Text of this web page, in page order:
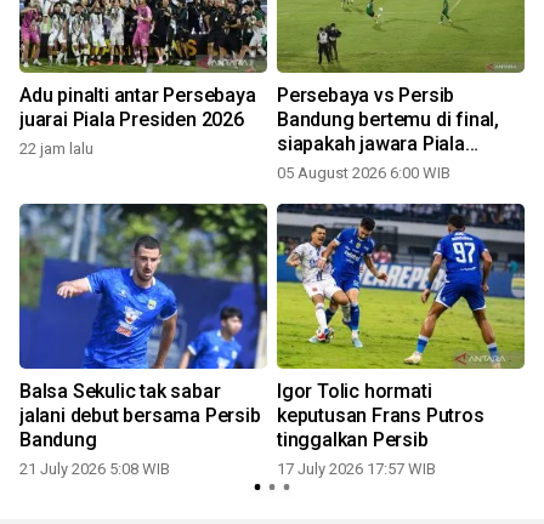
Adu pinalti antar Persebaya
juarai Piala Presiden 2026
22 jam lalu
Persebaya vs Persib
Bandung bertemu di final,
siapakah jawara Piala
Presiden 2026?
05 August 2026 6:00 WIB
Balsa Sekulic tak sabar
jalani debut bersama Persib
Bandung
21 July 2026 5:08 WIB
Igor Tolic hormati
keputusan Frans Putros
tinggalkan Persib
17 July 2026 17:57 WIB